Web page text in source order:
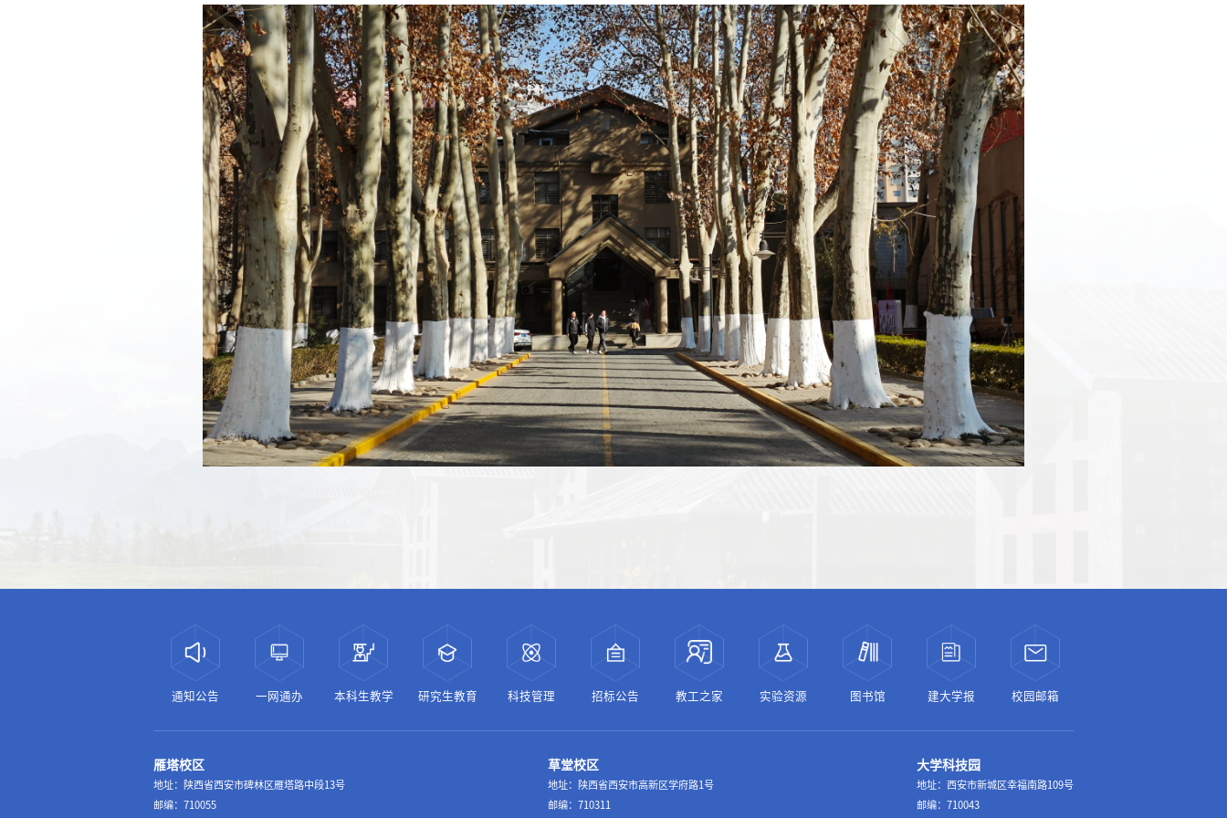
通知公告 一网通办 本科生教学 研究生教育 科技管理 招标公告 教工之家 实验资源 图书馆 建大学报 校园邮箱
雁塔校区
地址：陕西省西安市碑林区雁塔路中段13号
邮编：710055
草堂校区
地址：陕西省西安市高新区学府路1号
邮编：710311
大学科技园
地址：西安市新城区幸福南路109号
邮编：710043